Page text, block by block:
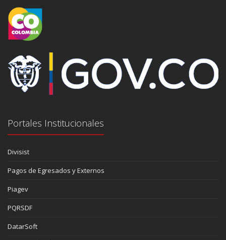
Portales Institucionales
Divisist
Pagos de Egresados y Externos
Piagev
PQRSDF
DatarSoft